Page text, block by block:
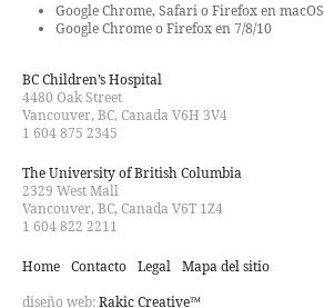
Google Chrome, Safari o Firefox en macOS
Google Chrome o Firefox en 7/8/10
BC Children’s Hospital
4480 Oak Street
Vancouver, BC, Canada V6H 3V4
1 604 875 2345
The University of British Columbia
2329 West Mall
Vancouver, BC, Canada V6T 1Z4
1 604 822 2211
Home Contacto Legal Mapa del sitio
diseño web:Rakic Creative™